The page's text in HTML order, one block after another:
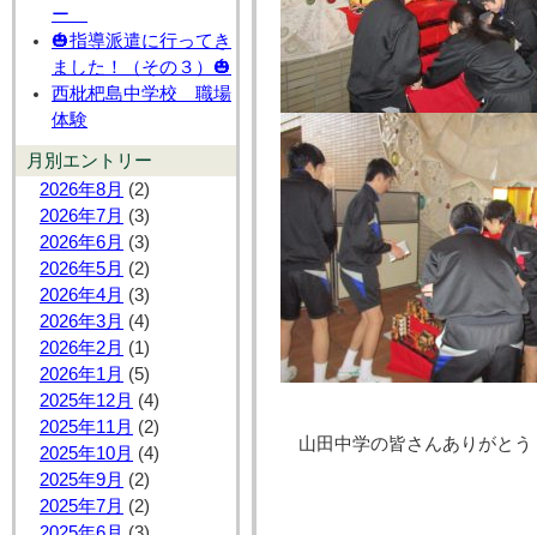
ー
🎃指導派遣に行ってき
ました！（その３）🎃
西枇杷島中学校 職場
体験
月別エントリー
2026年8月 (2)
2026年7月 (3)
2026年6月 (3)
2026年5月 (2)
2026年4月 (3)
2026年3月 (4)
2026年2月 (1)
2026年1月 (5)
2025年12月 (4)
2025年11月 (2)
2025年10月 (4)
2025年9月 (2)
2025年7月 (2)
山田中学の皆さんありがとう